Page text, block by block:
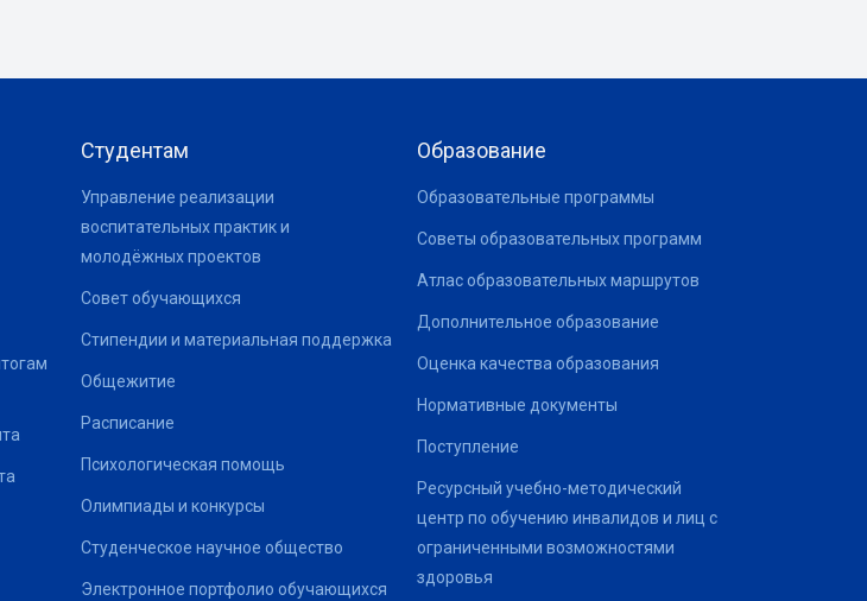
Студентам
Управление реализации
воспитательных практик и
молодёжных проектов
Совет обучающихся
Стипендии и материальная поддержка
Общежитие
Расписание
Психологическая помощь
Олимпиады и конкурсы
Студенческое научное общество
Электронное портфолио обучающихся
Образование
Образовательные программы
Советы образовательных программ
Атлас образовательных маршрутов
Дополнительное образование
Оценка качества образования
Нормативные документы
Поступление
Ресурсный учебно-методический
центр по обучению инвалидов и лиц с
ограниченными возможностями
здоровья